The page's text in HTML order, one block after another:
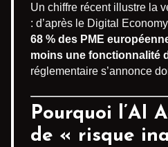
Un chiffre récent illustre la
: d’après le Digital
68 % des PME
moins une fonctionnalité
réglementaire s’annonce
Pourquoi l’AI
de « risque